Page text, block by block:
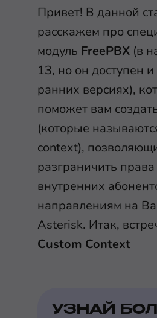
Привет! В данной
расскажем про
модуль FreePBX (в
13, но он доступен
ранних версиях),
поможет вам
(которые
context),
разграничить права
внутренних
направлениям на
Asterisk. Итак,
Custom Context
УЗНАЙ